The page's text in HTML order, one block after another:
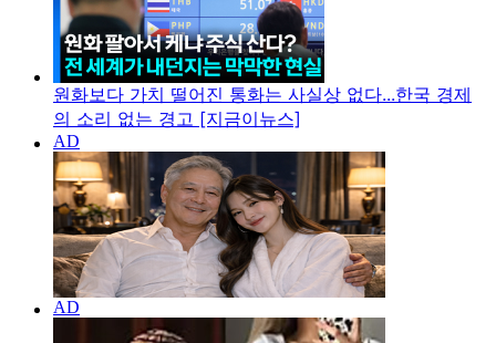
원화보다 가치 떨어진 통화는 사실상 없다...한국 경제
의 소리 없는 경고 [지금이뉴스]